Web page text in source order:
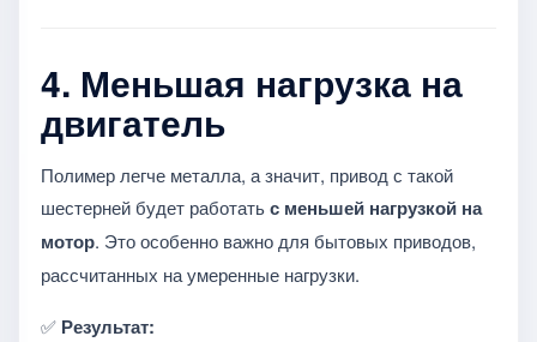
4. Меньшая нагрузка на
двигатель
Полимер легче металла, а значит, привод с такой
шестерней будет работатьс меньшей нагрузкой на
мотор. Это особенно важно для бытовых приводов,
рассчитанных на умеренные нагрузки.
✅ Результат: